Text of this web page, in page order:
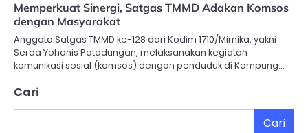
Memperkuat Sinergi, Satgas TMMD Adakan Komsos
dengan Masyarakat
Anggota Satgas TMMD ke-128 dari Kodim 1710/Mimika, yakni
Serda Yohanis Patadungan, melaksanakan kegiatan
komunikasi sosial (komsos) dengan penduduk di Kampung…
Cari
Cari